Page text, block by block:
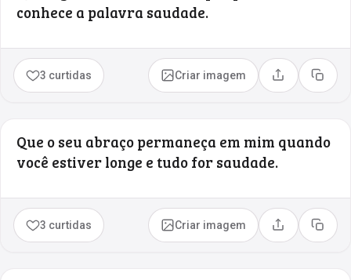
conhece a palavra saudade.
3 curtidas Criar imagem Compartilhar
Copiar
Que o seu abraço permaneça em mim quando
você estiver longe e tudo for saudade.
3 curtidas Criar imagem Compartilhar
Copiar